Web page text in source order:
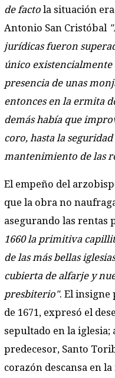
de facto la situación
Antonio San Cristóbal
jurídicas fueron
único
presencia de unas
entonces en la ermita
demás había que
coro, hasta la
mantenimiento de las
El empeño del
que la obra no
asegurando las rentas
1660 la primitiva
de las más bellas
cubierta de alfarje y
presbiterio". El insigne
de 1671, expresó el
sepultado en la iglesia;
predecesor, Santo
corazón descansa en